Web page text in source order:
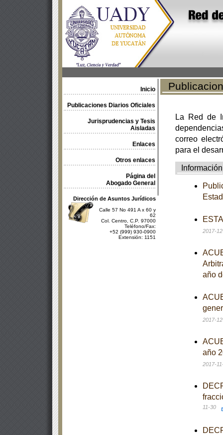
Inicio
Publicaciones Diarios Oficiales
Jurisprudencias y Tesis
Aisladas
Enlaces
Otros enlaces
Página del
Abogado General
Dirección de Asuntos Jurídicos
Calle 57 No 491 A x 60 y
62
Col. Centro, C.P. 97000
Teléfono/Fax:
+52 (999) 930-0900
Extensión: 1151
La Red de
correo
para el
Información
2017-
año
2017-
año
2017-
11-30